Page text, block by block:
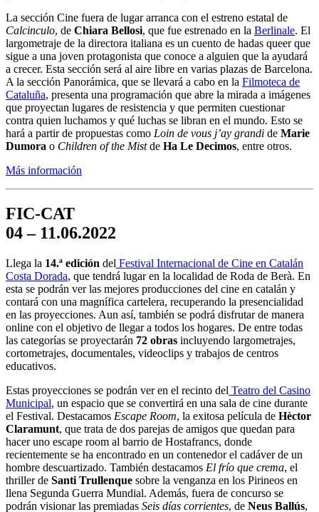
La sección Cine fuera de lugar arranca con el estreno estatal de
Calcinculo, de Chiara Bellosi, que fue estrenado en la Berlinale. El
largometraje de la directora italiana es un cuento de hadas queer que
sigue a una joven protagonista que conoce a alguien que la ayudará
a crecer. Esta sección será al aire libre en varias plazas de Barcelona.
A la sección Panorámica, que se llevará a cabo en la Filmoteca de
Cataluña, presenta una programación que abre la mirada a imágenes
que proyectan lugares de resistencia y que permiten cuestionar
contra quien luchamos y qué luchas se libran en el mundo. Esto se
hará a partir de propuestas como Loin de vous j’ay grandi de Marie
Dumora o Children of the Mistde Ha Le Decimos, entre otros.
Más información
FIC-CAT
04 – 11.06.2022
Llega la 14.ª edición del Festival Internacional de Cine en Catalán
Costa Dorada, que tendrá lugar en la localidad de Roda de Berà. En
esta se podrán ver las mejores producciones del cine en catalán y
contará con una magnífica cartelera, recuperando la presencialidad
en las proyecciones. Aun así, también se podrá disfrutar de manera
online con el objetivo de llegar a todos los hogares. De entre todas
las categorías se proyectarán 72 obras incluyendo largometrajes,
cortometrajes, documentales, videoclips y trabajos de centros
educativos.
Estas proyecciones se podrán ver en el recinto del Teatro del Casino
Municipal, un espacio que se convertirá en una sala de cine durante
el Festival. Destacamos Escape Room, la exitosa película de Hèctor
Claramunt, que trata de dos parejas de amigos que quedan para
hacer uno escape room al barrio de Hostafrancs, donde
recientemente se ha encontrado en un contenedor el cadáver de un
hombre descuartizado. También destacamos El frío que crema, el
thriller de Santi Trullenque sobre la venganza en los Pirineos en
llena Segunda Guerra Mundial. Además, fuera de concurso se
podrán visionar las premiadas Seis días corrientes, de Neus Ballús,